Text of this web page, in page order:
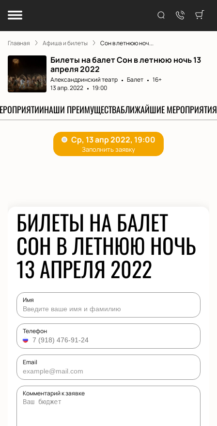
Главная Афиша и билеты Сон в летнюю ноч...
Билеты на балет Сон в летнюю ночь 13
апреля 2022
Александринский театр Балет
16+
13 апр. 2022
19:00
НАШИ ПРЕИМУЩЕСТВАБЛИЖАЙШИЕ МЕРОПРИЯТИЯ
БИЛЕТЫ НА БАЛЕТ
СОН В ЛЕТНЮЮ НОЧЬ
13 АПРЕЛЯ 2022
Имя
Телефон
Email
Комментарий к заявке